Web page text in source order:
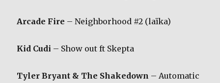
Arcade Fire – Neighborhood #2 (laïka)
Kid Cudi – Show out ft Skepta
Tyler Bryant & The Shakedown – Automatic